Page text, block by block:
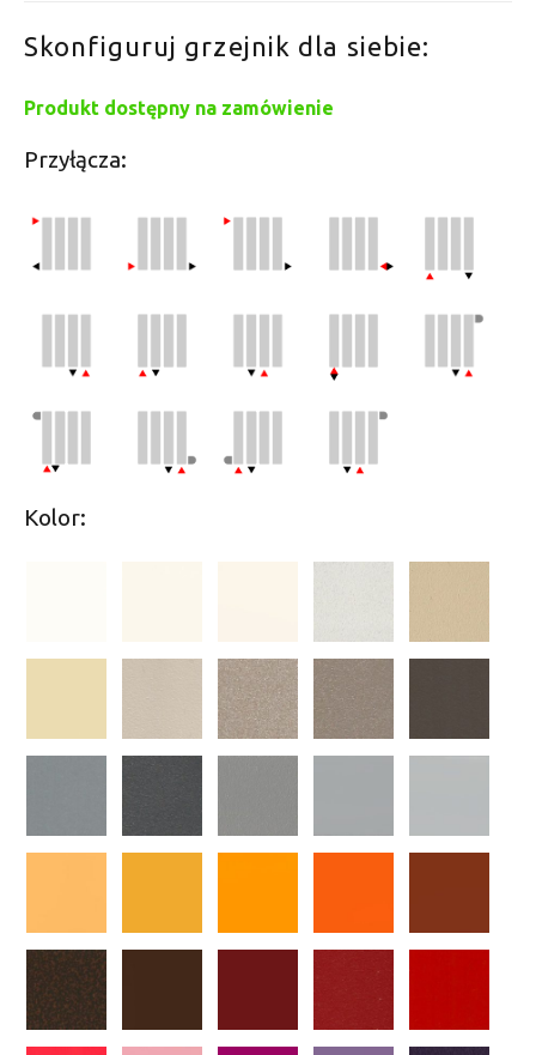
Skonfiguruj grzejnik dla siebie:
Produkt dostępny na zamówienie
Przyłącza:
Kolor: